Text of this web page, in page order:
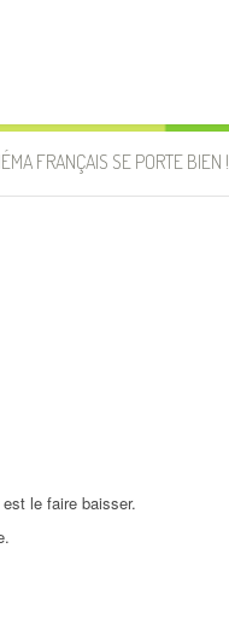
FRANÇAIS SE PORTE BIEN !
le faire baisser.